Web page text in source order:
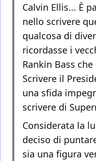
Calvin Ellis... È
nello scrivere
qualcosa di
ricordasse i
Rankin Bass
Scrivere il
una sfida
scrivere di
Considerata la
deciso di
sia una figura